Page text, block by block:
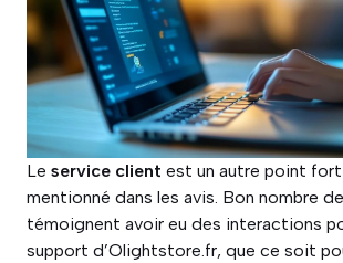
Le service client est un autre point
mentionné dans les avis. Bon nombre
témoignent avoir eu des interactions
support d’Olightstore.fr, que ce soit